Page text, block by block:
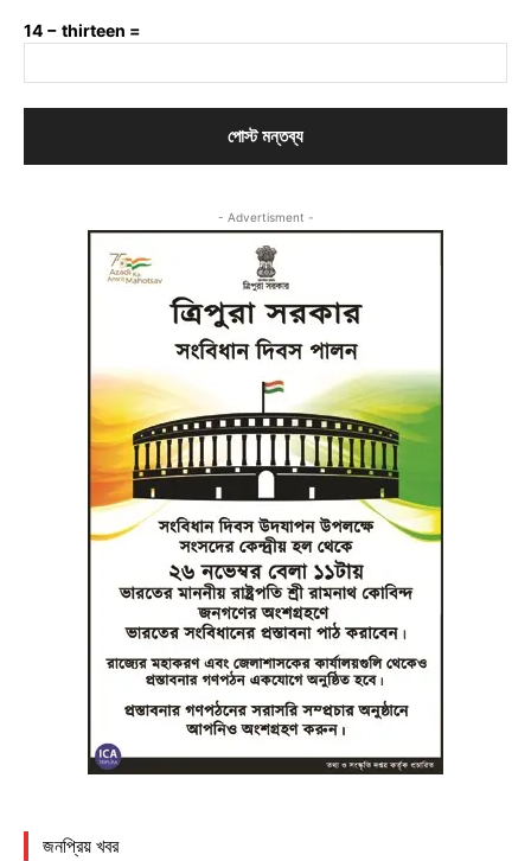
14 − thirteen =
- Advertisment -
জনপ্রিয় খবর